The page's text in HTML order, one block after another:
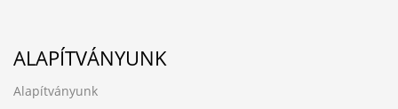
ALAPÍTVÁNYUNK
Alapítványunk